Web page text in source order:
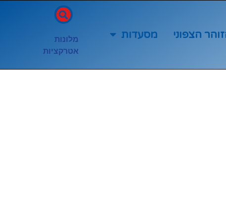
הצפוני מסעדות
מלונות
אטרקציות